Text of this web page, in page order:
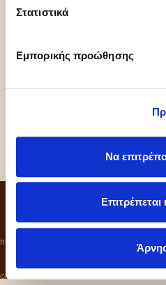
Στατιστικά
Εμπορικής προώθησης
Να
Επιτρέπεται
ΠΟΛΙΤΙΚΗ ΑΠΟΡΡΗΤΟΥ ΚΩΔΙΚΑΣ
COLD SIN ©2026